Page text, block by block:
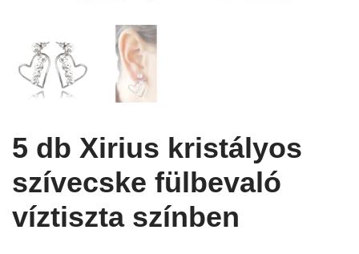
5 db Xirius kristályos
szívecske fülbevaló
víztiszta színben